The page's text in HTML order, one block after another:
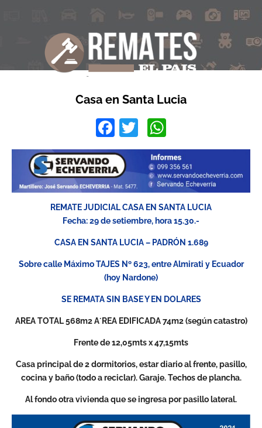
Casa en Santa Lucia
Facebook
Twitter
REMATE JUDICIAL CASA EN SANTA LUCIA
Fecha: 29 de setiembre, hora 15.30.-
CASA EN SANTA LUCIA – PADRÓN 1.689
Sobre calle Máximo TAJES Nº 623, entre Almirati y Ecuador
(hoy Nardone)
SE REMATA SIN BASE Y EN DOLARES
AREA TOTAL 568m2 A´REA EDIFICADA 74m2 (según catastro)
Frente de 12,05mts x 47,15mts
Casa principal de 2 dormitorios, estar diario al frente, pasillo,
cocina y baño (todo a reciclar). Garaje. Techos de plancha.
Al fondo otra vivienda que se ingresa por pasillo lateral.